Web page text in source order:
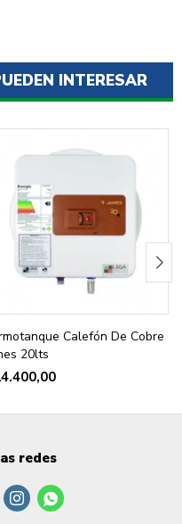
INTERESAR
Calefón De Cobre
20lts
redes
 